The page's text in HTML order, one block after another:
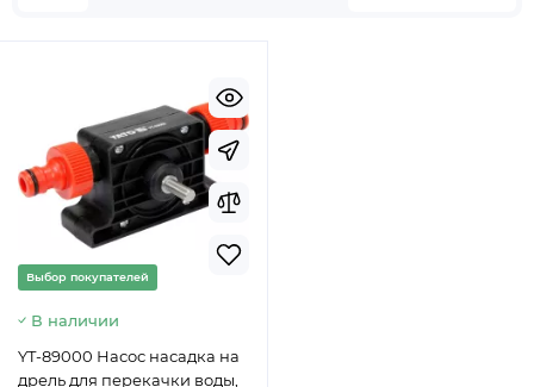
Выбор покупателей
В наличии
YT-89000 Насос насадка на
дрель для перекачки воды,